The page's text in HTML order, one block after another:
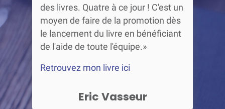
des livres. Quatre à ce jour ! C'est un
moyen de faire de la promotion dès
le lancement du livre en bénéficiant
de l'aide de toute l'équipe.»
Retrouvez mon livre ici
Eric Vasseur